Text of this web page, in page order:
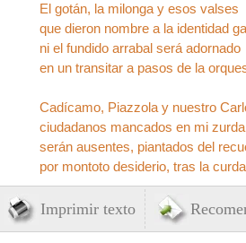
El gotán, la milonga y esos valses
que dieron nombre a la identidad
ni el fundido arrabal será adornado
en un transitar a pasos de la
Cadícamo, Piazzola y nuestro
ciudadanos mancados en mi
serán ausentes, piantados del
por montoto desiderio, tras la
Imprimir texto